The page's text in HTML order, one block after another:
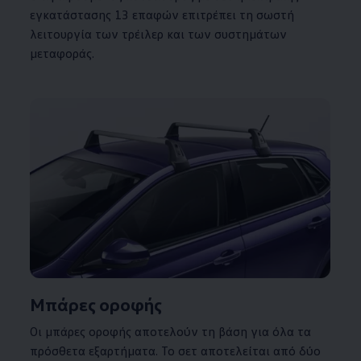
εγκατάστασης 13 επαφών επιτρέπει τη σωστή
λειτουργία των τρέιλερ και των συστημάτων
μεταφοράς.
Μπάρες οροφής
Οι μπάρες οροφής αποτελούν τη βάση για όλα τα
πρόσθετα εξαρτήματα. Το σετ αποτελείται από δύο